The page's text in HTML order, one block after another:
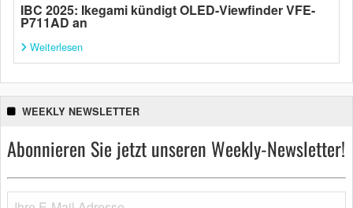
IBC 2025: Ikegami kündigt OLED-Viewfinder VFE-
P711AD an
Weiterlesen
WEEKLY NEWSLETTER
Abonnieren Sie jetzt unseren Weekly-Newsletter!